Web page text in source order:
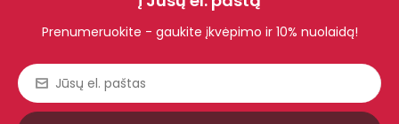
Prenumeruokite - gaukite įkvėpimo ir 10% nuolaidą!